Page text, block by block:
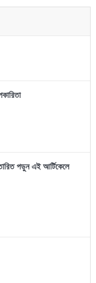
পড়ুন এই আর্টিকেলে